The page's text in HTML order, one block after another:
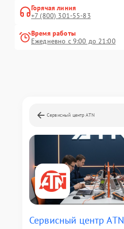
Горячая линия
+7 (800) 301-55-83
Время работы
Ежедневно с 9:00 до 21:00
Сервисный центр ATN
Сервисный центр ATN